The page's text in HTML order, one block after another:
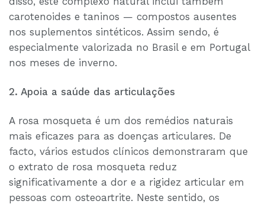
carotenoides e taninos — compostos ausentes
nos suplementos sintéticos. Assim sendo, é
especialmente valorizada no Brasil e em Portugal
nos meses de inverno.
2. Apoia a saúde das articulações
A rosa mosqueta é um dos remédios naturais
mais eficazes para as doenças articulares. De
facto, vários estudos clínicos demonstraram que
o extrato de rosa mosqueta reduz
significativamente a dor e a rigidez articular em
pessoas com osteoartrite. Neste sentido, os